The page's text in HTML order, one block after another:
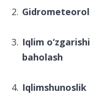
Iqlim
baholash
Iqlimshunoslik